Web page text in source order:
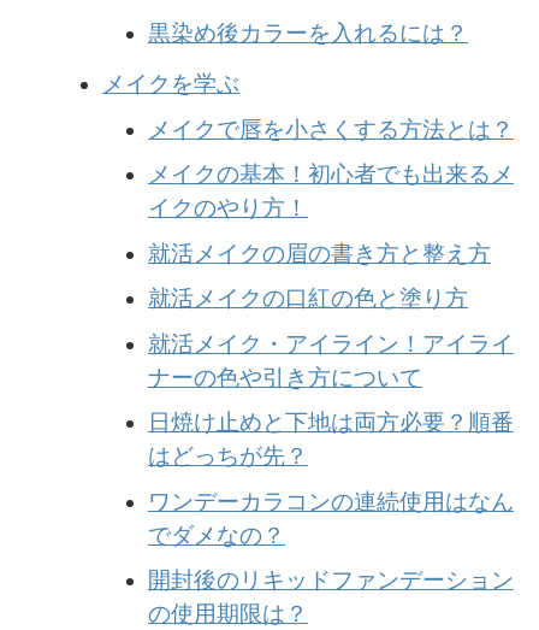
黒染め後カラーを入れるには？
メイクを学ぶ
メイクで唇を小さくする方法とは？
メイクの基本！初心者でも出来るメ
イクのやり方！
就活メイクの眉の書き方と整え方
就活メイクの口紅の色と塗り方
就活メイク・アイライン！アイライ
ナーの色や引き方について
日焼け止めと下地は両方必要？順番
はどっちが先？
ワンデーカラコンの連続使用はなん
でダメなの？
開封後のリキッドファンデーション
の使用期限は？